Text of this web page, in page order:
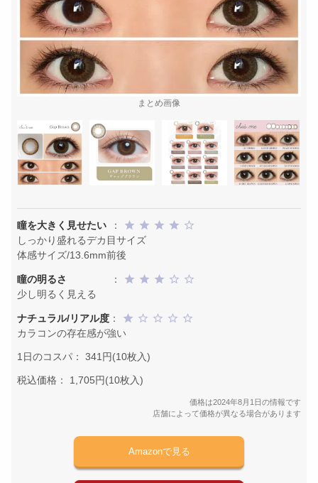
まとめ画像
瞳を大きく見せたい
：
しっかり盛れるデカ目サイズ
体感サイズ/13.6mm前後
瞳の明るさ
：
少し明るく見える
ナチュラル/リアル度 ：
カラコンの存在感が強い
1日のコスパ： 341円(10枚入)
税込価格： 1,705円(10枚入)
価格は2024年8月1日の情報です
店舗によって価格が異なる場合があります
Amazonで見る